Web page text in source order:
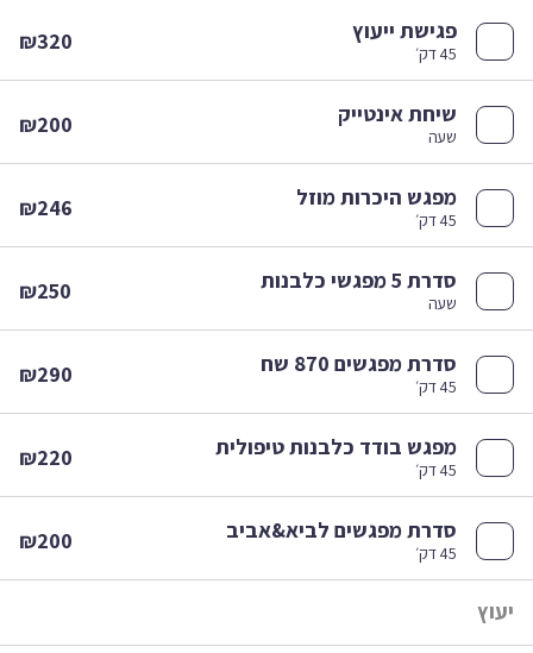
פגישת ייעוץ
45 דק׳ ₪320
שיחת אינטייק
שעה ₪200
מפגש היכרות מוזל
45 דק׳ ₪246
סדרת 5 מפגשי כלבנות
שעה ₪250
סדרת מפגשים 870 שח
45 דק׳ ₪290
מפגש בודד כלבנות טיפולית
45 דק׳ ₪220
סדרת מפגשים לביא&אביב
45 דק׳ ₪200